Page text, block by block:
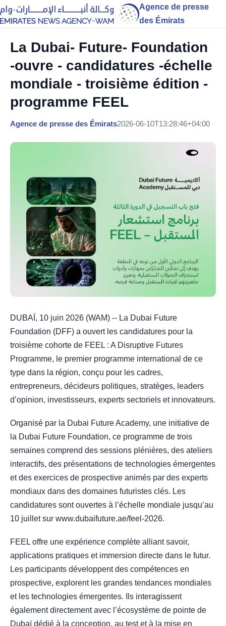
Agence de presse
des Émirats
La Dubai- Future- Foundation
-ouvre - candidatures -échelle
mondiale - troisième édition -
programme FEEL
Agence de presse des Émirats2026-06-10T13:28:46+04:00
DUBAÏ, 10 juin 2026 (WAM) -- La Dubai Future
Foundation (DFF) a ouvert les candidatures pour la
troisième cohorte de FEEL : A Disruptive Futures
Programme, le premier programme international de ce
type dans la région, conçu pour les cadres,
entrepreneurs, décideurs politiques, stratèges, leaders
d’opinion, investisseurs, experts sectoriels et innovateurs.
Organisé par la Dubai Future Academy, une initiative de
la Dubai Future Foundation, ce programme de trois
semaines comprend des sessions plénières, des ateliers
interactifs, des présentations de technologies émergentes
et des exercices de prospective animés par des experts
mondiaux dans des domaines futuristes clés. Les
candidatures sont ouvertes à l’échelle mondiale jusqu’au
10 juillet sur www.dubaifuture.ae/feel-2026.
FEEL offre une expérience complète alliant savoir,
applications pratiques et immersion directe dans le futur.
Les participants développent des compétences en
prospective, explorent les grandes tendances mondiales
et les technologies émergentes. Ils interagissent
également directement avec l’écosystème de pointe de
Dubaï dédié à la conception, au test et à la mise en